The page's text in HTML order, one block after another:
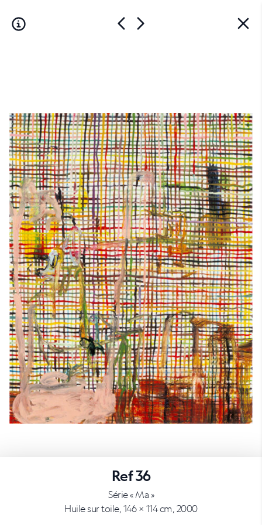
Ref 36
Série « Ma »
Huile sur toile, 146 × 114 cm, 2000